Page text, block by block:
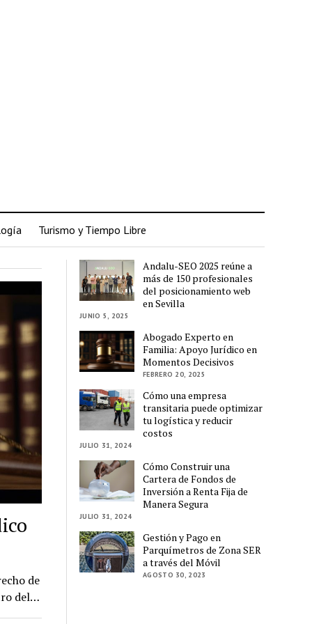
Turismo y Tiempo Libre
de
del…
Andalu-SEO 2025 reúne a
más de 150 profesionales
del posicionamiento web
en Sevilla
JUNIO 5, 2025
Abogado Experto en
Familia: Apoyo Jurídico en
Momentos Decisivos
FEBRERO 20, 2025
Cómo una empresa
transitaria puede optimizar
tu logística y reducir
costos
JULIO 31, 2024
Cómo Construir una
Cartera de Fondos de
Inversión a Renta Fija de
Manera Segura
JULIO 31, 2024
Gestión y Pago en
Parquímetros de Zona SER
a través del Móvil
AGOSTO 30, 2023